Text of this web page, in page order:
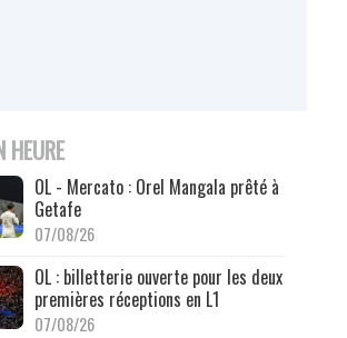
HEURE
OL - Mercato : Orel Mangala prêté à
Getafe
07/08/26
OL : billetterie ouverte pour les deux
premières réceptions en L1
07/08/26